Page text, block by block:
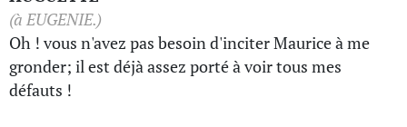
(à EUGENIE.)
Oh ! vous n'avez pas besoin d'inciter Maurice à me
gronder; il est déjà assez porté à voir tous mes
défauts !